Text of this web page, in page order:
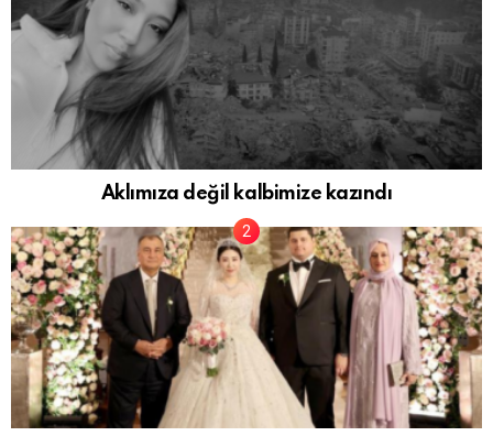
Aklımıza değil kalbimize kazındı